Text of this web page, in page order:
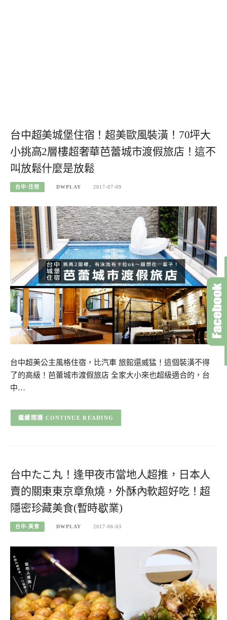
台中超美城堡住宿！超美歐風裝潢！70坪大
小挑高2層樓超奢華芭蕾城市渡假旅店！這不
叫放鬆什麼是放鬆
台中-住宿 DWPLAY 2017-07-09
台中超美公主風格住宿，比汽車 旅館還威猛！這個裝潢不得
了的高級！芭蕾城市渡假旅店 全家大小來也超級適合的，台
中…
CONTINUE READING
台中たこ丸！逢甲夜市當地人超推，日本人
賣的關東東京章魚燒，外酥內軟超好吃！超
隱密珍藏美食(暫時歇業)
台中-美食 DWPLAY 2017-06-03